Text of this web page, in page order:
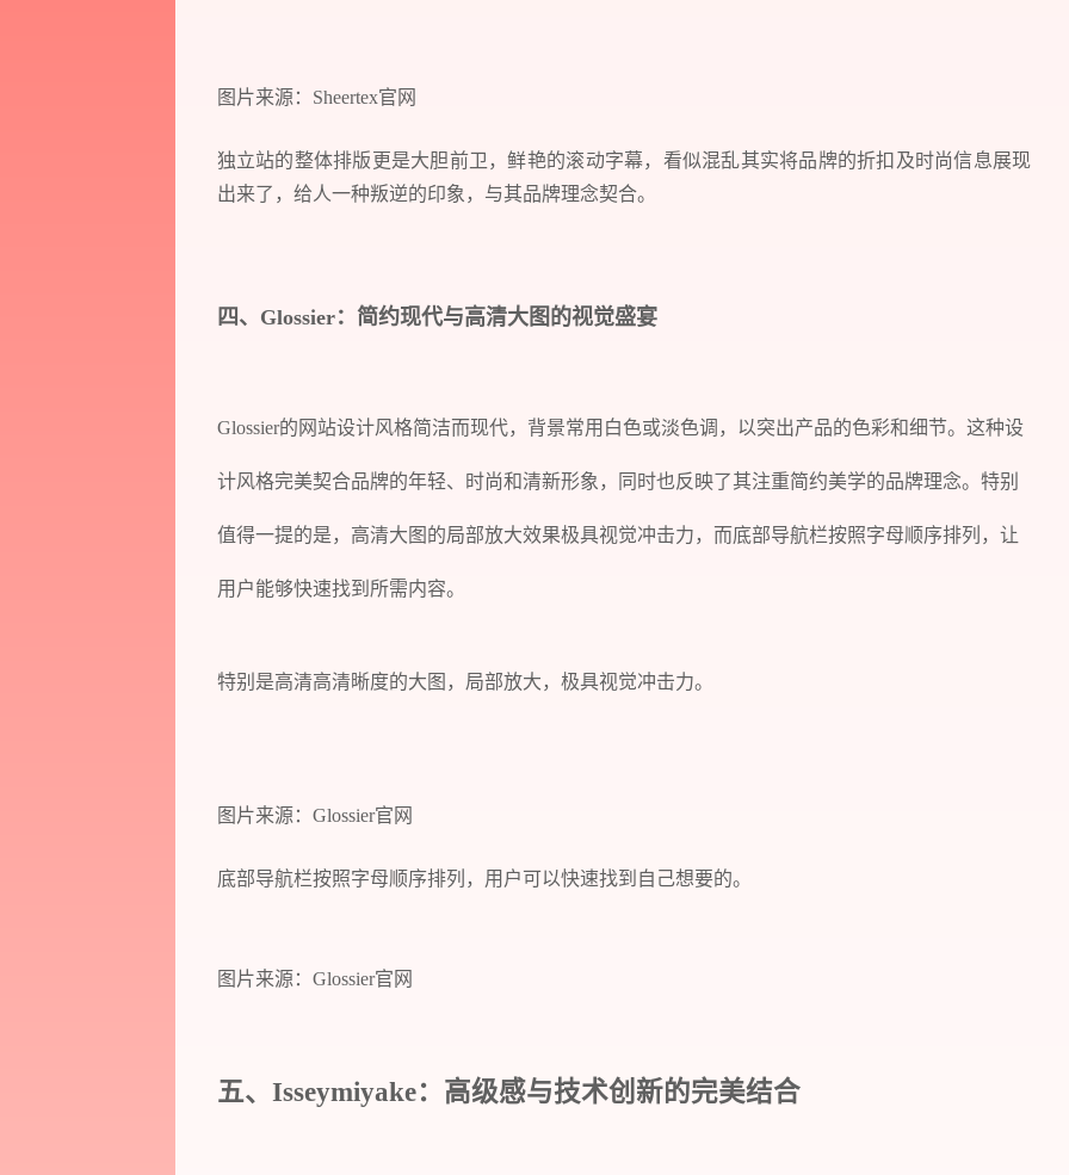
图片来源：Sheertex官网
独立站的整体排版更是大胆前卫，鲜艳的滚动字幕，看似混乱其实将品牌的折扣及时尚信息展现
出来了，给人一种叛逆的印象，与其品牌理念契合。
四、Glossier：简约现代与高清大图的视觉盛宴
Glossier的网站设计风格简洁而现代，背景常用白色或淡色调，以突出产品的色彩和细节。这种设
计风格完美契合品牌的年轻、时尚和清新形象，同时也反映了其注重简约美学的品牌理念。特别
值得一提的是，高清大图的局部放大效果极具视觉冲击力，而底部导航栏按照字母顺序排列，让
用户能够快速找到所需内容。
特别是高清高清晰度的大图，局部放大，极具视觉冲击力。
图片来源：Glossier官网
底部导航栏按照字母顺序排列，用户可以快速找到自己想要的。
图片来源：Glossier官网
五、Isseymiyake：高级感与技术创新的完美结合